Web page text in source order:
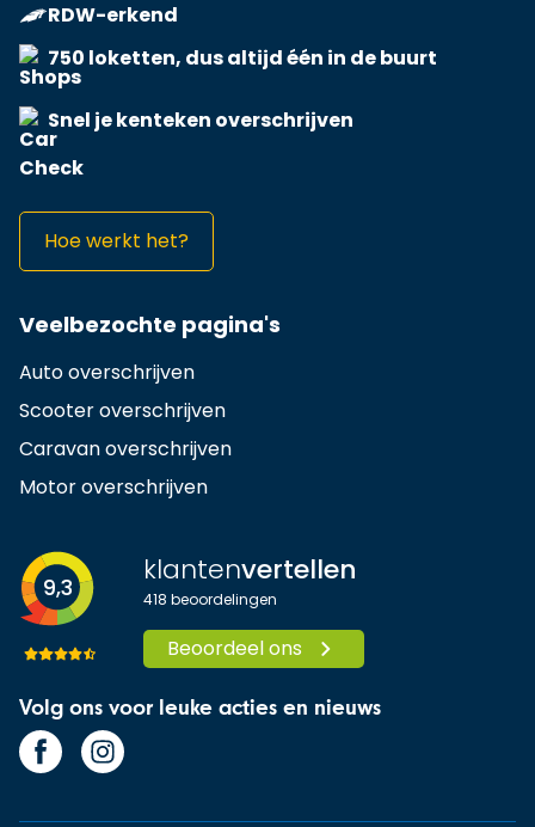
RDW-erkend
750 loketten, dus altijd één in de buurt
Snel je kenteken overschrijven
Hoe werkt het?
Veelbezochte pagina's
Auto overschrijven
Scooter overschrijven
Caravan overschrijven
Motor overschrijven
9,3 klantenvertellen
418 beoordelingen
Beoordeel ons
Volg ons voor leuke acties en nieuws